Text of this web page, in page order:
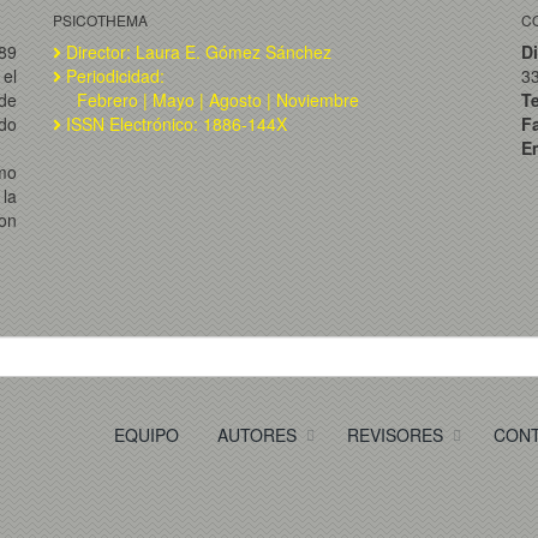
PSICOTHEMA
Director: Laura E. Gómez Sánchez
Periodicidad:
Febrero | Mayo | Agosto | Noviembre
ISSN Electrónico: 1886-144X
EQUIPO AUTORES REVISORES